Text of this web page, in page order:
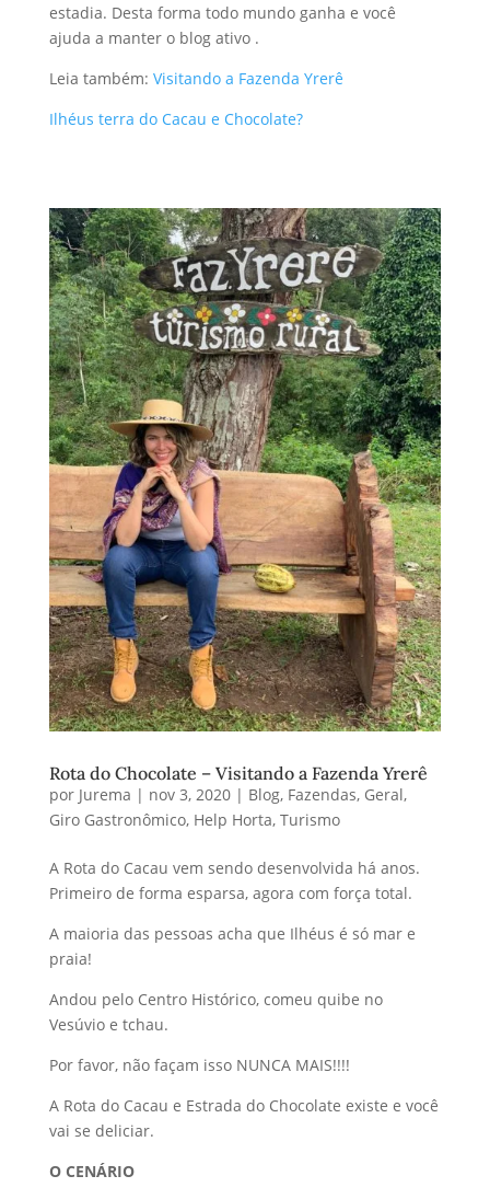
estadia. Desta forma todo mundo ganha e você
ajuda a manter o blog ativo .
Leia também: Visitando a Fazenda Yrerê
Ilhéus terra do Cacau e Chocolate?
Rota do Chocolate – Visitando a Fazenda Yrerê
por Jurema | nov 3, 2020| Blog, Fazendas, Geral,
Giro Gastronômico, Help Horta, Turismo
A Rota do Cacau vem sendo desenvolvida há anos.
Primeiro de forma esparsa, agora com força total.
A maioria das pessoas acha que Ilhéus é só mar e
praia!
Andou pelo Centro Histórico, comeu quibe no
Vesúvio e tchau.
Por favor, não façam isso NUNCA MAIS!!!!
A Rota do Cacau e Estrada do Chocolate existe e você
vai se deliciar.
O CENÁRIO